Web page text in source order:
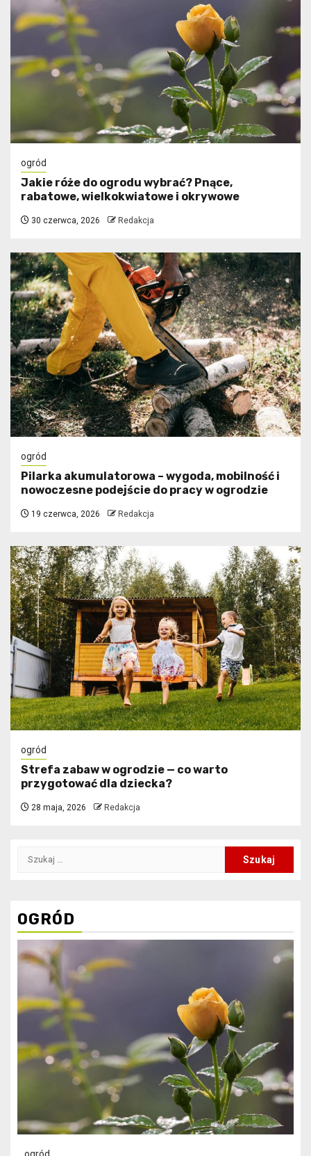
ogród
Jakie róże do ogrodu wybrać? Pnące,
rabatowe, wielkokwiatowe i okrywowe
30 czerwca, 2026 Redakcja
ogród
Pilarka akumulatorowa – wygoda, mobilność i
nowoczesne podejście do pracy w ogrodzie
19 czerwca, 2026 Redakcja
ogród
Strefa zabaw w ogrodzie — co warto
przygotować dla dziecka?
28 maja, 2026 Redakcja
Szukaj:
OGRÓD
ogród